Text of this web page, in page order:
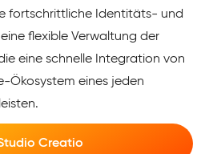
fortschrittliche Identitäts- und
flexible Verwaltung der
eine schnelle Integration von
Ökosystem eines jeden
Creatio